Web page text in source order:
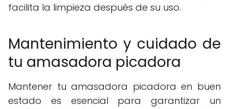
facilita la limpieza después de su uso.
Mantenimiento y cuidado de
tu amasadora picadora
Mantener tu amasadora picadora en buen
estado es esencial para garantizar un